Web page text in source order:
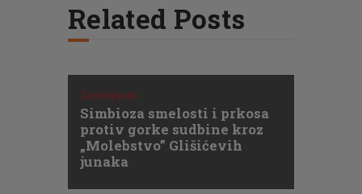
Related Posts
Zanimljivosti
Simbioza smelosti i prkosa
protiv gorke sudbine kroz
„Molebstvo” Glišićevih
junaka